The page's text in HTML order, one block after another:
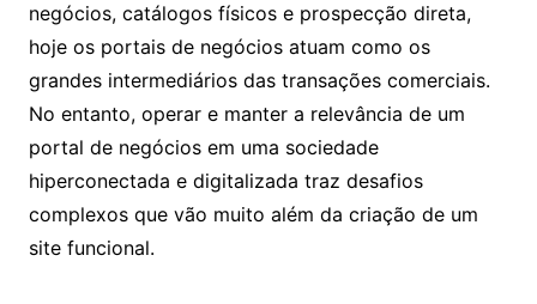
negócios, catálogos físicos e prospecção direta,
hoje os portais de negócios atuam como os
grandes intermediários das transações comerciais.
No entanto, operar e manter a relevância de um
portal de negócios em uma sociedade
hiperconectada e digitalizada traz desafios
complexos que vão muito além da criação de um
site funcional.